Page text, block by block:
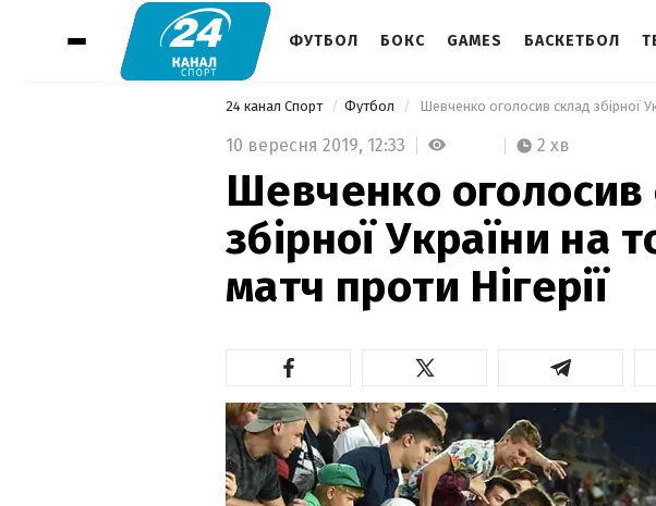
ФУТБОЛ БОКС GAMES БАСКЕТБОЛ
24 канал Спорт Футбол
10 вересня 2019, 12:33 2 хв
Шевченко оголосив
збірної України на
матч проти Нігерії